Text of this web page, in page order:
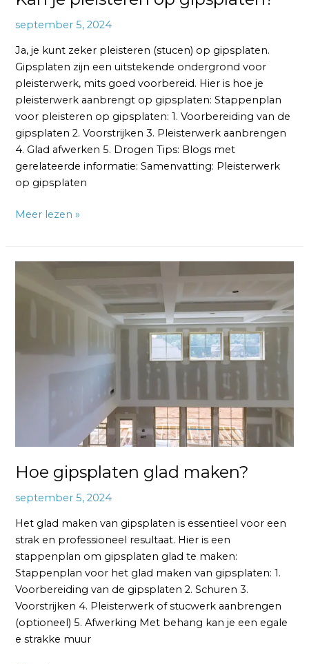
september 5, 2024
Ja, je kunt zeker pleisteren (stucen) op gipsplaten.
Gipsplaten zijn een uitstekende ondergrond voor
pleisterwerk, mits goed voorbereid. Hier is hoe je
pleisterwerk aanbrengt op gipsplaten: Stappenplan
voor pleisteren op gipsplaten: 1. Voorbereiding van de
gipsplaten 2. Voorstrijken 3. Pleisterwerk aanbrengen
4. Glad afwerken 5. Drogen Tips: Blogs met
gerelateerde informatie: Samenvatting: Pleisterwerk
op gipsplaten
Meer lezen »
Hoe gipsplaten glad maken?
september 5, 2024
Het glad maken van gipsplaten is essentieel voor een
strak en professioneel resultaat. Hier is een
stappenplan om gipsplaten glad te maken:
Stappenplan voor het glad maken van gipsplaten: 1.
Voorbereiding van de gipsplaten 2. Schuren 3.
Voorstrijken 4. Pleisterwerk of stucwerk aanbrengen
(optioneel) 5. Afwerking Met behang kan je een egale
e strakke muur
gipsplaten